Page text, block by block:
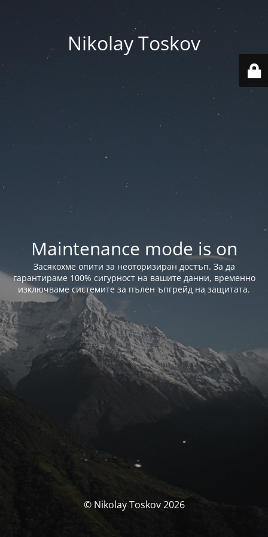
Nikolay Toskov
Maintenance mode is on
Засякохме опити за неоторизиран достъп. За да
гарантираме 100% сигурност на вашите данни, временно
изключваме системите за пълен ъпгрейд на защитата.
© Nikolay Toskov 2026